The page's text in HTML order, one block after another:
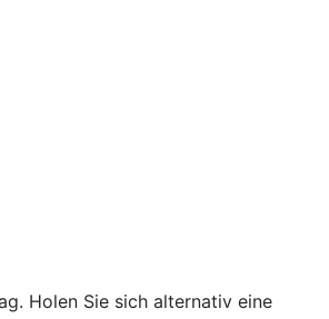
Holen Sie sich alternativ eine